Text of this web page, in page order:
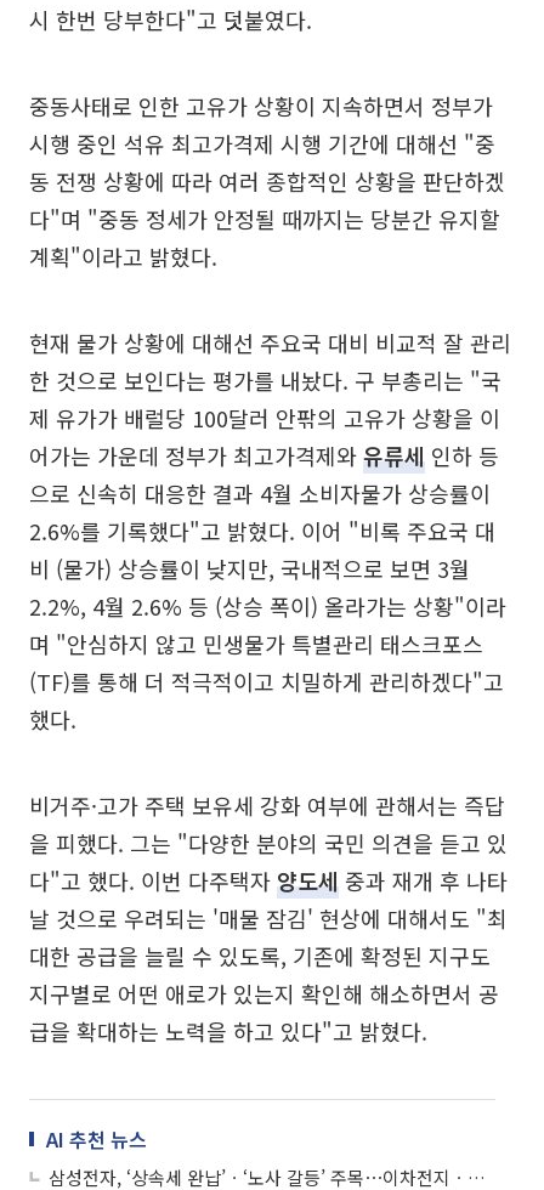
시 한번 당부한다"고 덧붙였다.
중동사태로 인한 고유가 상황이 지속하면서 정부가
시행 중인 석유 최고가격제 시행 기간에 대해선 "중
동 전쟁 상황에 따라 여러 종합적인 상황을 판단하겠
다"며 "중동 정세가 안정될 때까지는 당분간 유지할
계획"이라고 밝혔다.
현재 물가 상황에 대해선 주요국 대비 비교적 잘 관리
한 것으로 보인다는 평가를 내놨다. 구 부총리는 "국
제 유가가 배럴당 100달러 안팎의 고유가 상황을 이
어가는 가운데 정부가 최고가격제와유류세 인하 등
으로 신속히 대응한 결과 4월 소비자물가 상승률이
2.6%를 기록했다"고 밝혔다. 이어 "비록 주요국 대
비 (물가) 상승률이 낮지만, 국내적으로 보면 3월
2.2%, 4월 2.6% 등 (상승 폭이) 올라가는 상황"이라
며 "안심하지 않고 민생물가 특별관리 태스크포스
(TF)를 통해 더 적극적이고 치밀하게 관리하겠다"고
했다.
비거주·고가 주택 보유세 강화 여부에 관해서는 즉답
을 피했다. 그는 "다양한 분야의 국민 의견을 듣고 있
다"고 했다. 이번 다주택자양도세 중과 재개 후 나타
날 것으로 우려되는 '매물 잠김' 현상에 대해서도 "최
대한 공급을 늘릴 수 있도록, 기존에 확정된 지구도
지구별로 어떤 애로가 있는지 확인해 해소하면서 공
급을 확대하는 노력을 하고 있다"고 밝혔다.
AI 추천 뉴스
삼성전자, ‘상속세 완납’ㆍ‘노사 갈등’ 주목⋯이차전지ㆍ전선株에 쏠린 투심